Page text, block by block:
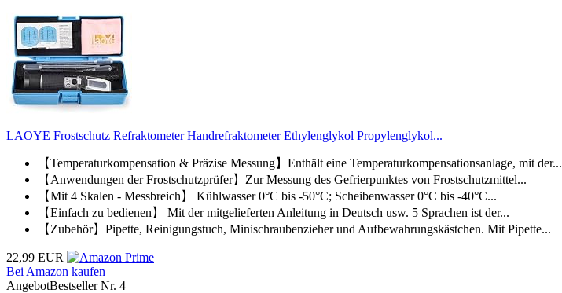
LAOYE Frostschutz Refraktometer Handrefraktometer Ethylenglykol Propylenglykol...
【Temperaturkompensation & Präzise Messung】Enthält eine Temperaturkompensationsanlage, mit der...
【Anwendungen der Frostschutzprüfer】Zur Messung des Gefrierpunktes von Frostschutzmittel...
【Mit 4 Skalen - Messbreich】 Kühlwasser 0°C bis -50°C; Scheibenwasser 0°C bis -40°C...
【Einfach zu bedienen】 Mit der mitgelieferten Anleitung in Deutsch usw. 5 Sprachen ist der...
【Zubehör】Pipette, Reinigungstuch, Minischraubenzieher und Aufbewahrungskästchen. Mit Pipette...
22,99 EUR
Bei Amazon kaufen
AngebotBestseller Nr. 4